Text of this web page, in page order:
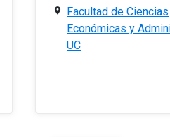
Facultad de Ciencias
Económicas y
UC